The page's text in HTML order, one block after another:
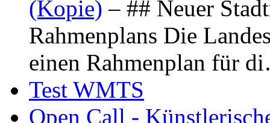
(Kopie) – ## Neuer
Rahmenplans Die
einen Rahmenplan für
Test WMTS
Open Call -